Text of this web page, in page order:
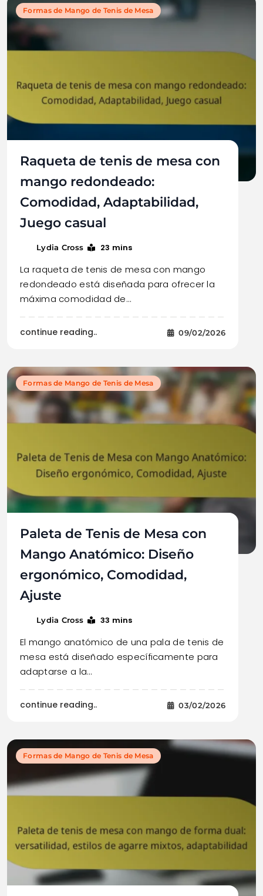
Formas de Mango de Tenis de Mesa
Raqueta de tenis de mesa con
mango redondeado:
Comodidad, Adaptabilidad,
Juego casual
Lydia Cross 23 mins
La raqueta de tenis de mesa con mango
redondeado está diseñada para ofrecer la
máxima comodidad de…
continue reading.. 09/02/2026
Formas de Mango de Tenis de Mesa
Paleta de Tenis de Mesa con
Mango Anatómico: Diseño
ergonómico, Comodidad,
Ajuste
Lydia Cross 33 mins
El mango anatómico de una pala de tenis de
mesa está diseñado específicamente para
adaptarse a la…
continue reading.. 03/02/2026
Formas de Mango de Tenis de Mesa